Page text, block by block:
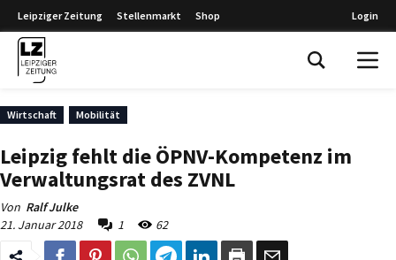
Leipziger Zeitung Stellenmarkt Shop Login
Wirtschaft Mobilität
Leipzig fehlt die ÖPNV-Kompetenz im
Verwaltungsrat des ZVNL
Von Ralf Julke
21. Januar 2018
1 62